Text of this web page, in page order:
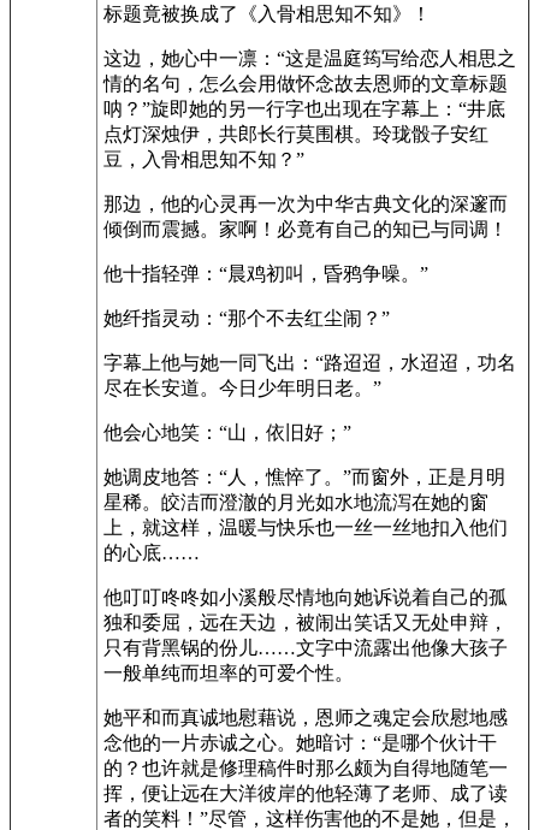
标题竟被换成了《入骨相思知不知》！
这边，她心中一凛：“这是温庭筠写给恋人相思之
情的名句，怎么会用做怀念故去恩师的文章标题
呐？”旋即她的另一行字也出现在字幕上：“井底
点灯深烛伊，共郎长行莫围棋。玲珑骰子安红
豆，入骨相思知不知？”
那边，他的心灵再一次为中华古典文化的深邃而
倾倒而震撼。家啊！必竟有自己的知已与同调！
他十指轻弹：“晨鸡初叫，昏鸦争噪。”
她纤指灵动：“那个不去红尘闹？”
字幕上他与她一同飞出：“路迢迢，水迢迢，功名
尽在长安道。今日少年明日老。”
他会心地笑：“山，依旧好；”
她调皮地答：“人，憔悴了。”而窗外，正是月明
星稀。皎洁而澄澈的月光如水地流泻在她的窗
上，就这样，温暖与快乐也一丝一丝地扣入他们
的心底……
他叮叮咚咚如小溪般尽情地向她诉说着自己的孤
独和委屈，远在天边，被闹出笑话又无处申辩，
只有背黑锅的份儿……文字中流露出他像大孩子
一般单纯而坦率的可爱个性。
她平和而真诚地慰藉说，恩师之魂定会欣慰地感
念他的一片赤诚之心。她暗讨：“是哪个伙计干
的？也许就是修理稿件时那么颇为自得地随笔一
挥，便让远在大洋彼岸的他轻薄了老师、成了读
者的笑料！”尽管，这样伤害他的不是她，但是，